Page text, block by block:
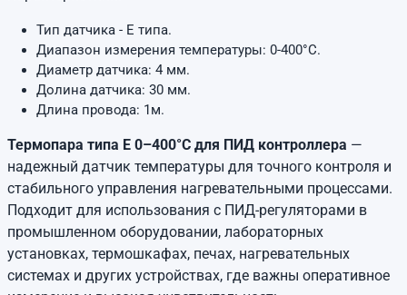
Тип датчика - E типа.
Диапазон измерения температуры: 0-400°C.
Диаметр датчика: 4 мм.
Долина датчика: 30 мм.
Длина провода: 1м.
Термопара типа E 0–400°C для ПИД контроллера —
надежный датчик температуры для точного контроля и
стабильного управления нагревательными процессами.
Подходит для использования с ПИД-регуляторами в
промышленном оборудовании, лабораторных
установках, термошкафах, печах, нагревательных
системах и других устройствах, где важны оперативное